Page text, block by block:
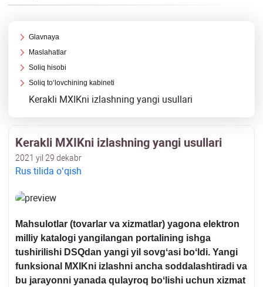
Glavnaya
Maslahatlar
Soliq hisobi
Soliq toʻlovchining kabineti
Kerakli MXIKni izlashning yangi usullari
Kerakli MXIKni izlashning yangi usullari
2021 yil 29 dekabr
Rus tilida oʻqish
Mahsulotlar (tovarlar va хizmatlar) yagona elektron
milliy katalogi yangilangan portalining ishga
tushirilishi DSQdan yangi yil sovgʻasi boʻldi. Yangi
funksional MXIKni izlashni ancha soddalashtiradi va
bu jarayonni yanada qulayroq boʻlishi uchun хizmat